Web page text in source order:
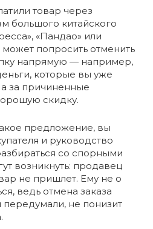
товар через
большого китайского
«Пандао» или
попросить отменить
напрямую — например,
которые вы уже
а за причиненные
скидку.
предложение, вы
и руководство
со спорными
возникнуть: продавец
не пришлет. Ему не о
ведь отмена заказа
передумали, не понизит